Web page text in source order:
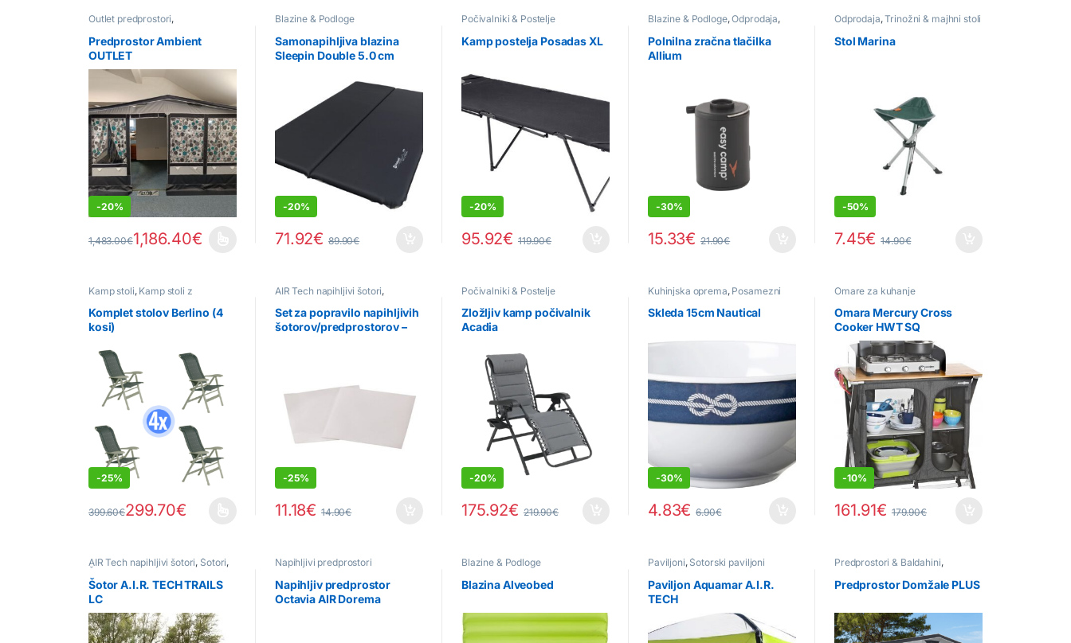
Outlet predprostori,
Predprostori/Baldahini
Predprostor Ambient
OUTLET
-20%
1,483.00€1,186.40€
Ta izdelek ima več različic. Možnosti lahko izberete na strani izdelka
Blazine & Podloge
Samonapihljiva blazina
Sleepin Double 5.0 cm
-20%
71.92€ 89.90€
Počivalniki & Postelje
Kamp postelja Posadas XL
-20%
95.92€ 119.90€
Blazine & Podloge,Odprodaja,
Ostala outdoor oprema
Polnilna zračna tlačilka
Allium
-30%
15.33€ 21.90€
Odprodaja,Trinožni & majhni stoli
Stol Marina
-50%
7.45€ 14.90€
Kamp stoli, Kamp stoli z
naslonom
Komplet stolov Berlino (4
kosi)
-25%
399.60€299.70€
Ta izdelek ima več različic. Možnosti lahko izberete na strani izdelka
AIR Tech napihljivi šotori,
Dodatna oprema
Napihljivi
predprostori
Set za popravilo napihljivih
šotorov/predprostorov –
-25%
11.18€ 14.90€
Počivalniki & Postelje
Zložljiv kamp počivalnik
Acadia
-20%
175.92€ 219.90€
Kuhinjska oprema, Posamezni
Skleda 15cm Nautical
-30%
4.83€ 6.90€
Omare za kuhanje
Omara Mercury Cross
Cooker HWT SQ
-10%
161.91€ 179.90€
AIR Tech napihljivi šotori, Šotori,
Šotori za kombi vozila
Šotor A.I.R. TECH TRAILS
LC
Napihljivi predprostori
Napihljiv predprostor
Octavia AIR Dorema
Blazine & Podloge
Blazina Alveobed
Paviljoni, Šotorski paviljoni
Paviljon Aquamar A.I.R.
TECH
Predprostori & Baldahini,
Predprostori/Baldahini
Predprostor Domžale PLUS